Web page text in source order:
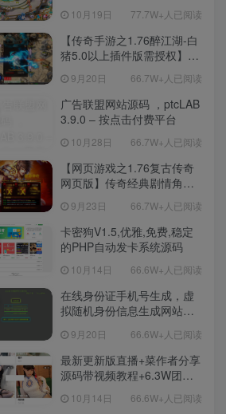
Linux服务端源码视频架设教
程-新版多功能GM网页后台
工具-安卓苹果IOS双端版
本！
10月19日 77.7W+人已阅读
【传奇手游之1.76醉江湖-白
猪5.0以上插件版需授权】三
手游-Win服务端源码视频架
设教程-新版GM多功能网页
授权物品后台-九层妖塔-法宠
直冲网页后台-安卓苹果IOS
双端版本！
9月20日 66.7W+人已阅读
广告联盟网站源码 ，ptcLAB
3.9.0 – 按点击付费平台
10月28日 66.7W+人已阅读
【网页游戏之1.76复古传奇
网页版】传奇经典剧情角色
扮演网页游戏-一键单机-打包
Win服务端源码视频架设教
程！
9月23日 66.7W+人已阅读
卡密狗V1.5,优雅,免费,稳定
的PHP自动发卡系统源码
10月14日 66.6W+人已阅读
在线身份证手机号生成，虚
拟随机身份信息生成网站源
9月20日 66.6W+人已阅读
最新更新版直播+菜作者分享
源码带视频教程+6.3W团购
【源码+教程】
10月14日 66.6W+人已阅读